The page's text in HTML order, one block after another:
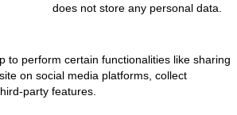
does not store any personal data.
to perform certain functionalities like sharing
on social media platforms, collect
party features.